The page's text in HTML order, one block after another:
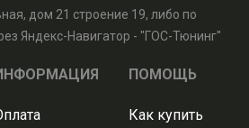
дом 21 строение 19, либо по
Яндекс-Навигатор - "ГОС-Тюнинг"
ПОМОЩЬ
Как купить